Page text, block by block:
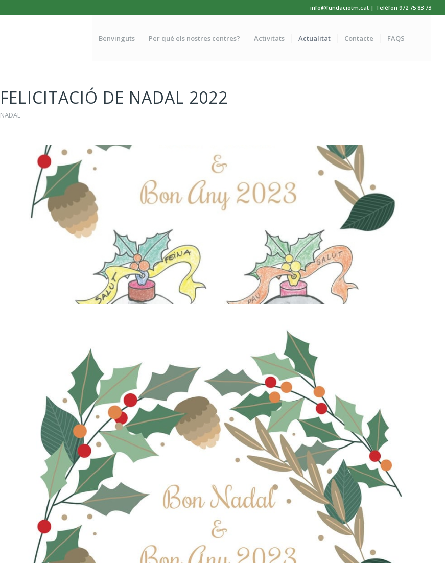
info@fundaciotm.cat | Telèfon 972 75 83 73
Benvinguts Per què els nostres centres? Activitats Actualitat Contacte FAQS
FELICITACIÓ DE NADAL 2022
NADAL